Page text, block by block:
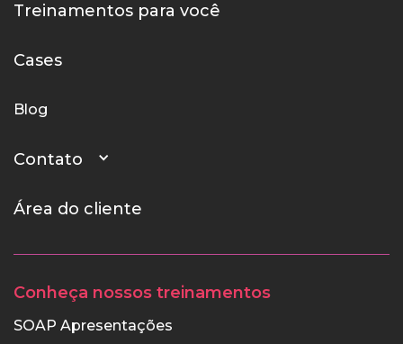
Treinamentos para você
Cases
Blog
Contato
Área do cliente
Conheça nossos treinamentos
SOAP Apresentações